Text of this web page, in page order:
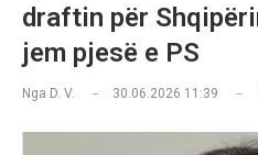
draftin për
jem pjesë e PS
Nga D. V. 30.06.2026 11:39